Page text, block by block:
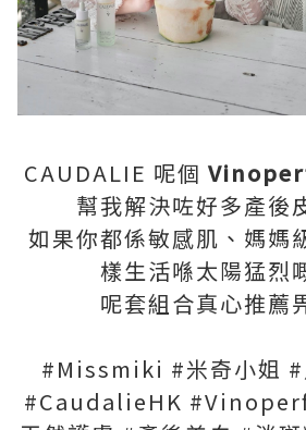
CAUDALIE 呢個
幫我解決咗好多產後
如果你都係敏感肌、媽媽
樣生活喺太陽猛烈
呢套組合真心推薦
#Missmiki #米奇小姐 #
#CaudalieHK